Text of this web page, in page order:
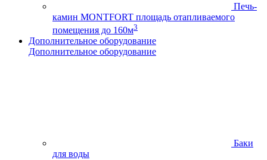
Печь-
камин MONTFORT площадь отапливаемого
помещения до 160м3
Дополнительное оборудование
Дополнительное оборудование
Баки
для воды